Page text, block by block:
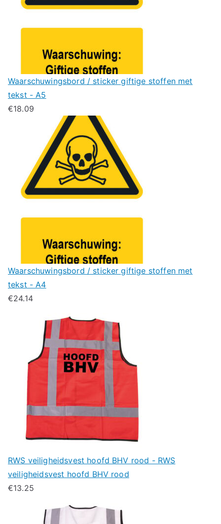
Waarschuwingsbord / sticker giftige stoffen met
tekst - A5
€18.09
Waarschuwingsbord / sticker giftige stoffen met
tekst - A4
€24.14
RWS veiligheidsvest hoofd BHV rood - RWS
veiligheidsvest hoofd BHV rood
€13.25